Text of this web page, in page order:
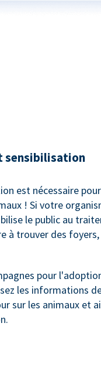
sensibilisation
est nécessaire
! Si votre
le public au
à trouver des
pour
les informations
sur les animaux et